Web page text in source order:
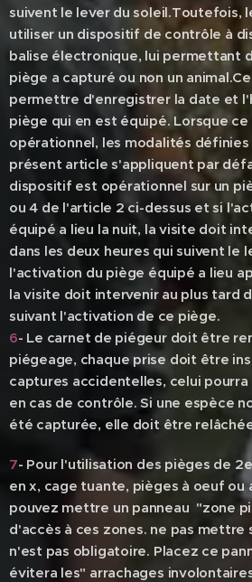
suivent le lever du soleil.Toutefois,
utiliser un dispositif de contrôle à
balise électronique, lui permettant
piège a capturé ou non un
permettre d'enregistrer la date et
piège qui en est équipé. Lorsque
opérationnel, les modalités définies
présent article s'appliquent par
dispositif est opérationnel sur un
ou 4 de l'article 2 ci-dessus et si
équipé a lieu la nuit, la visite doit
dans les deux heures qui suivent le
l'activation du piège équipé a lieu
la visite doit intervenir au plus tard
suivant l'activation de ce piège.
6- Le carnet de piégeur doit être
piégeage, chaque prise doit être
captures accidentelles, celui
en cas de contrôle.Si une espèce
été capturée, elle doit être
7- Pour l'utilisation des pièges de
en x, cage tuante, pièges à oeuf ou
pouvez mettre un panneau "zone
d'accès à ces zones. ne pas mettre
n'est pas obligatoire. Placez ce
évitera les" arrachages